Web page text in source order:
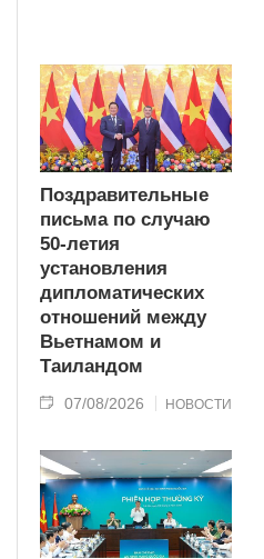
Поздравительные
письма по случаю
50-летия
установления
дипломатических
отношений между
Вьетнамом и
Таиландом
07/08/2026 НОВОСТИ